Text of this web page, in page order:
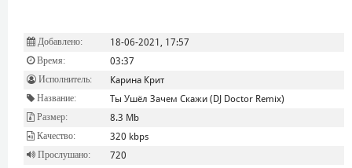
Добавлено: 18-06-2021, 17:57
Время: 03:37
Исполнитель: Карина Крит
Название: Ты Ушёл Зачем Скажи (DJ Doctor Remix)
Размер: 8.3 Mb
Качество: 320 kbps
Прослушано: 720